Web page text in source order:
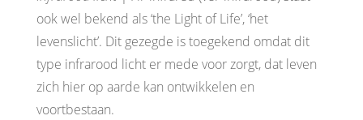
ook wel bekend als ‘the Light of Life’, ‘het
levenslicht’. Dit gezegde is toegekend omdat dit
type infrarood licht er mede voor zorgt, dat leven
zich hier op aarde kan ontwikkelen en
voortbestaan.